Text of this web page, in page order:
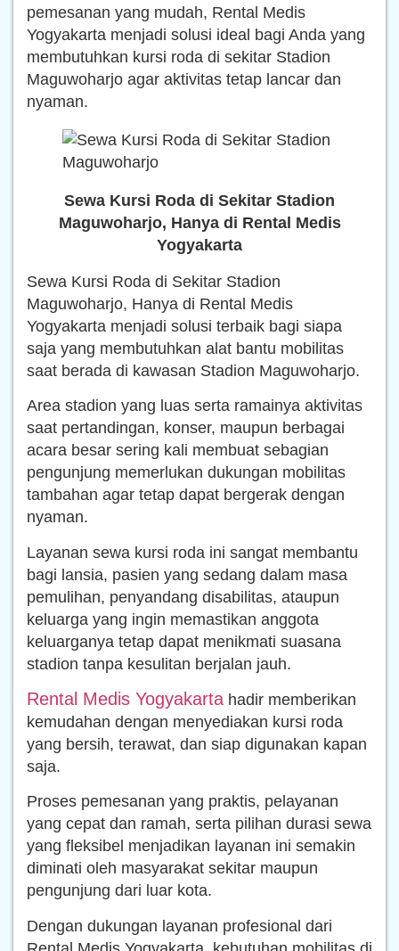
pemesanan yang mudah, Rental Medis
Yogyakarta menjadi solusi ideal bagi Anda yang
membutuhkan kursi roda di sekitar Stadion
Maguwoharjo agar aktivitas tetap lancar dan
nyaman.
Sewa Kursi Roda di Sekitar Stadion
Maguwoharjo, Hanya di Rental Medis
Yogyakarta
Sewa Kursi Roda di Sekitar Stadion
Maguwoharjo, Hanya di Rental Medis
Yogyakarta menjadi solusi terbaik bagi siapa
saja yang membutuhkan alat bantu mobilitas
saat berada di kawasan Stadion Maguwoharjo.
Area stadion yang luas serta ramainya aktivitas
saat pertandingan, konser, maupun berbagai
acara besar sering kali membuat sebagian
pengunjung memerlukan dukungan mobilitas
tambahan agar tetap dapat bergerak dengan
nyaman.
Layanan sewa kursi roda ini sangat membantu
bagi lansia, pasien yang sedang dalam masa
pemulihan, penyandang disabilitas, ataupun
keluarga yang ingin memastikan anggota
keluarganya tetap dapat menikmati suasana
stadion tanpa kesulitan berjalan jauh.
Rental Medis Yogyakarta hadir memberikan
kemudahan dengan menyediakan kursi roda
yang bersih, terawat, dan siap digunakan kapan
saja.
Proses pemesanan yang praktis, pelayanan
yang cepat dan ramah, serta pilihan durasi sewa
yang fleksibel menjadikan layanan ini semakin
diminati oleh masyarakat sekitar maupun
pengunjung dari luar kota.
Dengan dukungan layanan profesional dari